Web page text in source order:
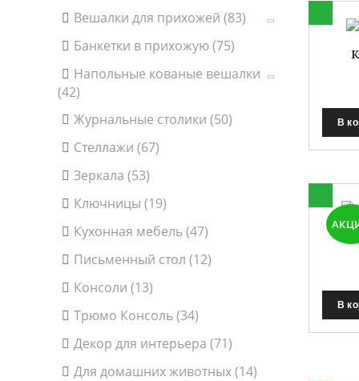
Вешалки для прихожей (83)
Банкетки в прихожую (75)
Напольные кованые вешалки
(42)
Журнальные столики (50)
Стеллажи (67)
Зеркала (53)
Ключницы (19)
Кухонная мебель (47)
Письменный стол (12)
Консоли (13)
Трюмо Консоль (34)
Декор для интерьера (71)
Для домашних животных (14)
В
В